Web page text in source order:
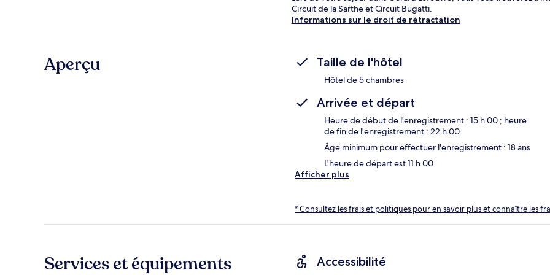
Circuit de la Sarthe et Circuit Bugatti.
Informations sur le droit de rétractation
Aperçu Taille de l'hôtel
Hôtel de 5 chambres
Arrivée et départ
Heure de début de l'enregistrement : 15 h 00 ; heure
de fin de l'enregistrement : 22 h 00.
Âge minimum pour effectuer l'enregistrement : 18 ans
L'heure de départ est 11 h 00
Afficher plus
* Consultez les frais et politiques pour en savoir plus et connaître les
Services et équipements Accessibilité